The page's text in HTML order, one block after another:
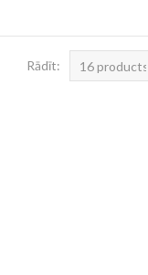
Rādīt: